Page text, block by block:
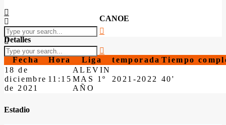
CANOE
Detalles
Fecha Hora Liga temporada Tiempo
18 de
diciembre
de 2021
11:15
ALEVIN
MAS 1º
AÑO
2021-2022 40'
Estadio